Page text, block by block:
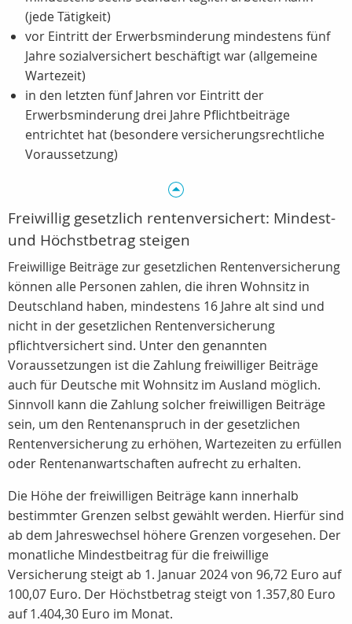
(jede Tätigkeit)
vor Eintritt der Erwerbsminderung mindestens fünf
Jahre sozialversichert beschäftigt war (allgemeine
Wartezeit)
in den letzten fünf Jahren vor Eintritt der
Erwerbsminderung drei Jahre Pflichtbeiträge
entrichtet hat (besondere versicherungsrechtliche
Voraussetzung)
Freiwillig gesetzlich rentenversichert: Mindest-
und Höchstbetrag steigen
Freiwillige Beiträge zur gesetzlichen Rentenversicherung
können alle Personen zahlen, die ihren Wohnsitz in
Deutschland haben, mindestens 16 Jahre alt sind und
nicht in der gesetzlichen Rentenversicherung
pflichtversichert sind. Unter den genannten
Voraussetzungen ist die Zahlung freiwilliger Beiträge
auch für Deutsche mit Wohnsitz im Ausland möglich.
Sinnvoll kann die Zahlung solcher freiwilligen Beiträge
sein, um den Rentenanspruch in der gesetzlichen
Rentenversicherung zu erhöhen, Wartezeiten zu erfüllen
oder Rentenanwartschaften aufrecht zu erhalten.
Die Höhe der freiwilligen Beiträge kann innerhalb
bestimmter Grenzen selbst gewählt werden. Hierfür sind
ab dem Jahreswechsel höhere Grenzen vorgesehen. Der
monatliche Mindestbeitrag für die freiwillige
Versicherung steigt ab 1. Januar 2024 von 96,72 Euro auf
100,07 Euro. Der Höchstbetrag steigt von 1.357,80 Euro
auf 1.404,30 Euro im Monat.